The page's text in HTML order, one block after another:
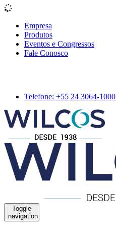
Empresa
Produtos
Eventos e Congressos
Fale Conosco
Telefone: +55 24 3064-1000
Toggle
navigation